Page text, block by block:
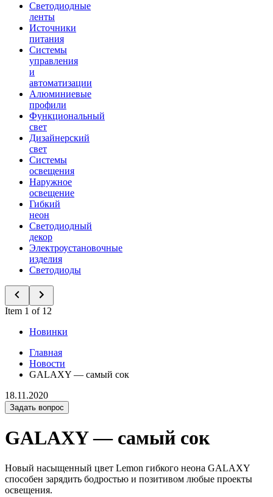
Светодиодные
ленты
Источники
питания
Системы
управления
и
автоматизации
Алюминиевые
профили
Функциональный
свет
Дизайнерский
свет
Системы
освещения
Наружное
освещение
Гибкий
неон
Светодиодный
декор
Электроустановочные
изделия
Светодиоды
Item 1 of 12
Новинки
Главная
Новости
GALAXY — самый сок
18.11.2020
Задать вопрос
GALAXY — самый сок
Новый насыщенный цвет Lemon гибкого неона GALAXY
способен зарядить бодростью и позитивом любые проекты
освещения.